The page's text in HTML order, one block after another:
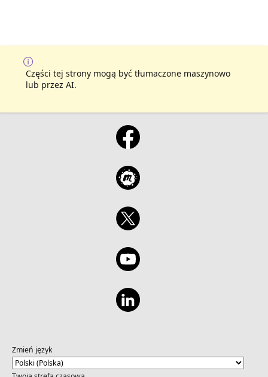
Części tej strony mogą być tłumaczone maszynowo
lub przez AI.
Zmień język